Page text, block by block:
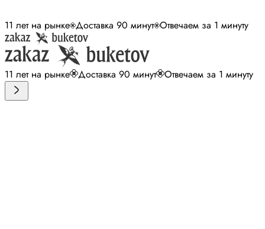
11 лет на рынке Доставка 90 минут Отвечаем за 1 минуту
11 лет на рынке Доставка 90 минут Отвечаем за 1 минуту